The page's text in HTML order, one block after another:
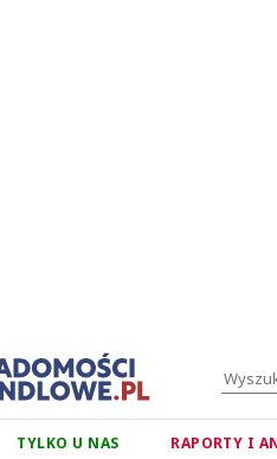
TYLKO U NAS RAPORTY I